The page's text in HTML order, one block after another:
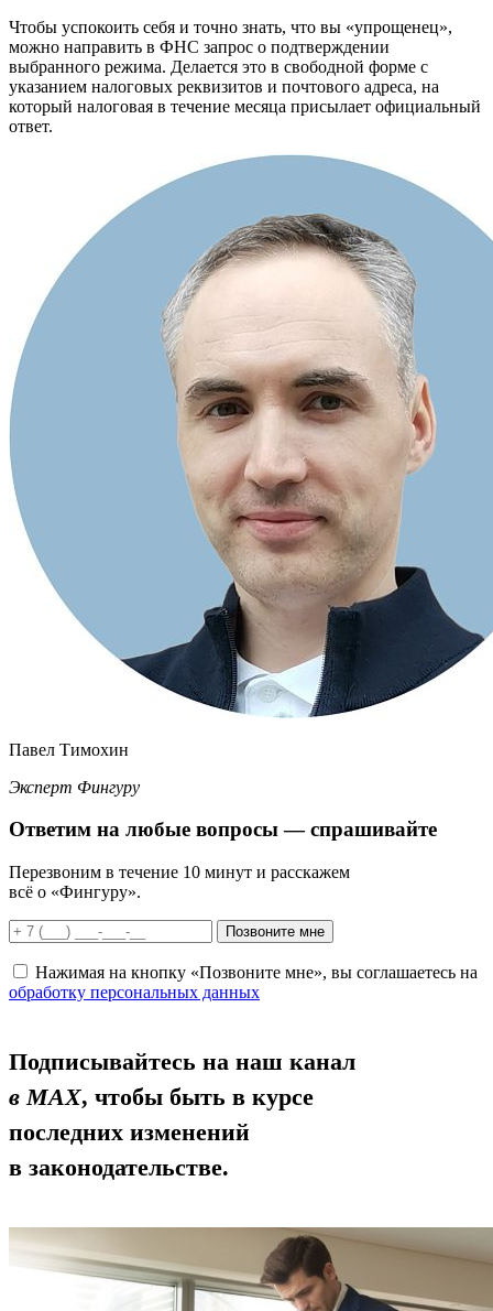
Чтобы успокоить себя и точно знать, что вы «упрощенец»,
можно направить в ФНС запрос о подтверждении
выбранного режима. Делается это в свободной форме с
указанием налоговых реквизитов и почтового адреса, на
который налоговая в течение месяца присылает официальный
ответ.
Павел Тимохин
Эксперт Фингуру
Ответим на любые вопросы— спрашивайте
Перезвоним в течение 10 минут и расскажем
всё о «Фингуру».
Позвоните мне
Нажимая на кнопку «Позвоните мне», вы соглашаетесь на
обработку персональных данных
Подписывайтесь на наш канал
в MAX, чтобы быть в курсе
последних изменений
в законодательстве.